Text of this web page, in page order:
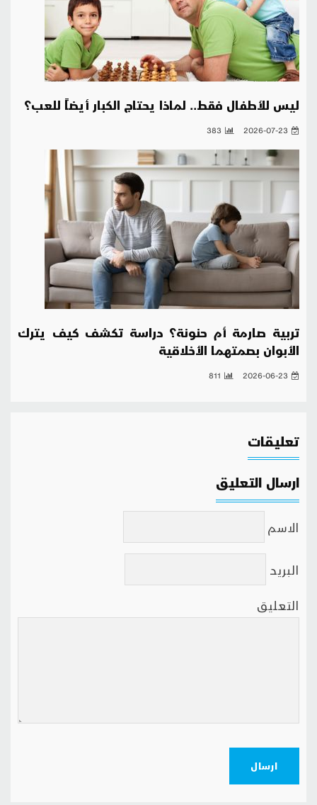
ليس للأطفال فقط.. لماذا يحتاج الكبار أيضاً للعب؟
2026-07-23
383
تربية صارمة أم حنونة؟ دراسة تكشف كيف يترك
الأبوان بصمتهما الأخلاقية
2026-06-23
811
تعليقات
ارسال التعليق
الاسم
البريد
التعليق
ارسال